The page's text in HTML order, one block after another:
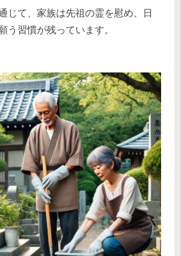
じて、家族は先祖の霊を慰め、日
う習慣が残っています。